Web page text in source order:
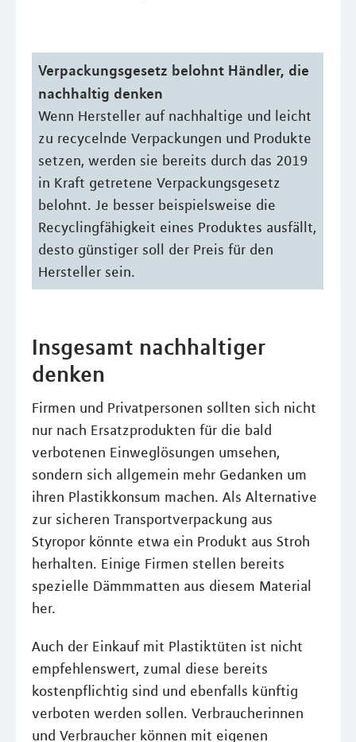
Verpackungsgesetz belohnt Händler, die
nachhaltig denken
Wenn Hersteller auf nachhaltige und leicht
zu recycelnde Verpackungen und Produkte
setzen, werden sie bereits durch das 2019
in Kraft getretene Verpackungsgesetz
belohnt. Je besser beispielsweise die
Recyclingfähigkeit eines Produktes ausfällt,
desto günstiger soll der Preis für den
Hersteller sein.
Insgesamt nachhaltiger
denken
Firmen und Privatpersonen sollten sich nicht
nur nach Ersatzprodukten für die bald
verbotenen Einweglösungen umsehen,
sondern sich allgemein mehr Gedanken um
ihren Plastikkonsum machen. Als Alternative
zur sicheren Transportverpackung aus
Styropor könnte etwa ein Produkt aus Stroh
herhalten. Einige Firmen stellen bereits
spezielle Dämmmatten aus diesem Material
her.
Auch der Einkauf mit Plastiktüten ist nicht
empfehlenswert, zumal diese bereits
kostenpflichtig sind und ebenfalls künftig
verboten werden sollen. Verbraucherinnen
und Verbraucher können mit eigenen